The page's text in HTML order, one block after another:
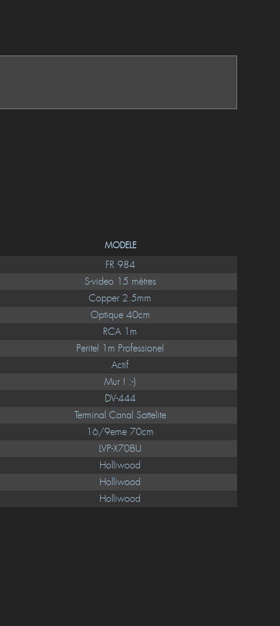
MODELE
FR 984
S-video 15 mètres
Copper 2.5mm
Optique 40cm
RCA 1m
Peritel 1m Professionel
Actif
Mur ! :-)
DV-444
Terminal Canal Sattelite
16/9eme 70cm
LVP-X70BU
Holliwood
Holliwood
Holliwood